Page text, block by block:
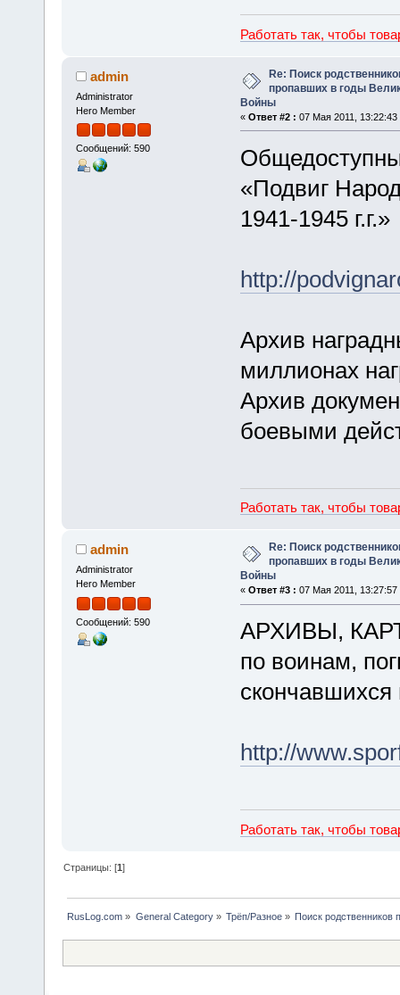
Работать так, чтобы
admin
Administrator
Hero Member
Сообщений: 590
Re: Поиск
пропавших в годы
Войны
« Ответ #2 : 07 Мая 2011, 13:22:43
«Подвиг
1941-1945 г.г.»
http://
Архив
миллионах
Архив
боевыми
Работать так, чтобы
admin
Administrator
Hero Member
Сообщений: 590
Re: Поиск
пропавших в годы
Войны
« Ответ #3 : 07 Мая 2011, 13:27:57
АРХИВЫ,
по воинам,
http://
Работать так, чтобы
Страницы: [1]
RusLog.com » General Category» Трёп/Разное» Поиск родственников